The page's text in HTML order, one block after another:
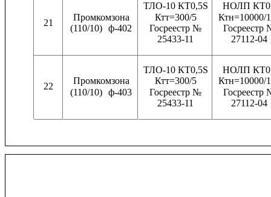
21
Промкомзона
(110/10) ф-402
ТЛО-10 КТ0,5S
Ктт=300/5
Госреестр №
25433-11
НОЛП
Ктн=10000/
Госреестр
27112-04
22
Промкомзона
(110/10) ф-403
ТЛО-10 КТ0,5S
Ктт=300/5
Госреестр №
25433-11
НОЛП
Ктн=10000/
Госреестр
27112-04